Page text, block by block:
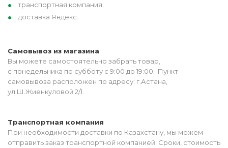
транспортная компания;
доставка Яндекс.
Самовывоз из магазина
Вы можете самостоятельно забрать товар,
с понедельника по субботу с 9:00 до 19:00. Пункт
самовывоза расположен по адресу: г.Астана,
ул.Ш.Жиенкуловой 2/1.
Транспортная компания
При необходимости доставки по Казахстану, мы можем
отправить заказ транспортной компанией. Сроки, стоимость